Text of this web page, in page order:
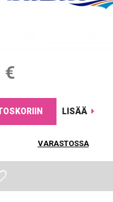
€
LISÄÄ
VARASTOSSA